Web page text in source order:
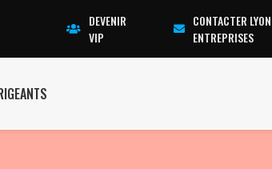
DEVENIR
VIP
CONTACTER LYON
ENTREPRISES